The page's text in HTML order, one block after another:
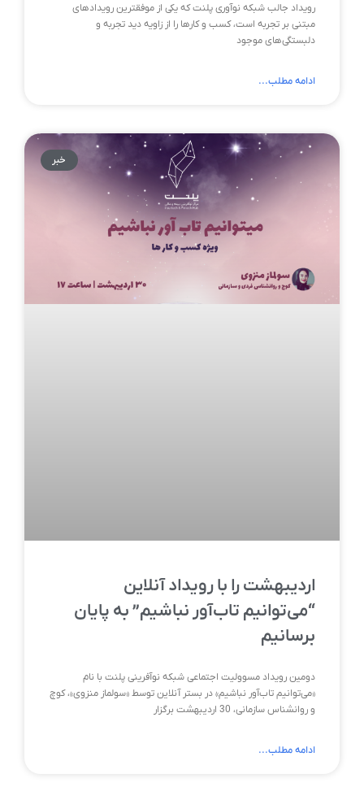
رویداد جالب شبکه نوآوری پلنت که یکی از موفقترین رویدادهای
مبتنی بر تجربه است، کسب و کارها را از زاویه دید تجربه و
دلبستگی‌های موجود
ادامه مطلب...
خبر
اردیبهشت را با رویداد آنلاین
“می‌توانیم تاب‌آور نباشیم” به پایان
برسانیم
دومین رویداد مسوولیت اجتماعی شبکه نوآفرینی پلنت با نام
«می‌‌توانیم تاب‌آور نباشیم» در بستر آنلاین توسط «سولماز منزوی»، کوچ
و روانشناس سازمانی، 30 اردیبهشت برگزار
ادامه مطلب...